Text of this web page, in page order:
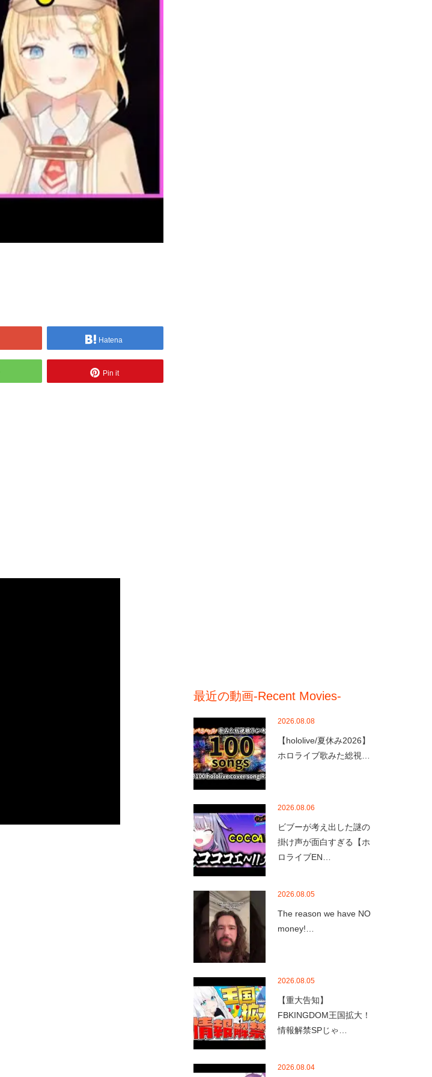
Hatena
Pin it
最近の動画-Recent Movies-
2026.08.08
【hololive/夏休み2026】
ホロライブ歌みた総視…
2026.08.06
ビブーが考え出した謎の
掛け声が面白すぎる【ホ
ロライブEN…
2026.08.05
The reason we have NO
money!…
2026.08.05
【重大告知】
FBKINGDOM王国拡大！
情報解禁SPじゃ…
2026.08.04